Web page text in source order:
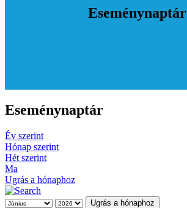
Eseménynaptár
Eseménynaptár
Év szerint
Hónap szerint
Hét szerint
Ma
Ugrás a hónaphoz
Ugrás a hónaphoz